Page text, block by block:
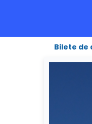
Bilete de